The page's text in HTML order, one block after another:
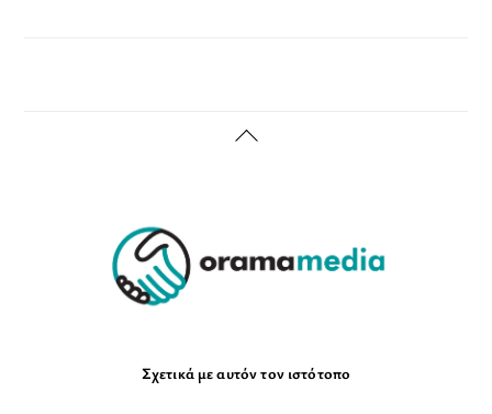
Back
Σχετικά με αυτόν τον ιστότοπο